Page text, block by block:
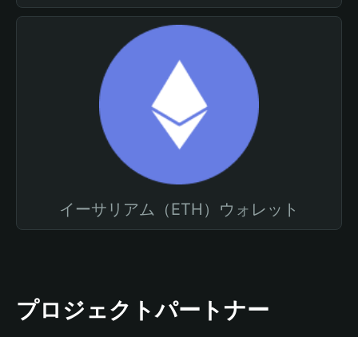
イーサリアム（ETH）ウォレット
プロジェクトパートナー